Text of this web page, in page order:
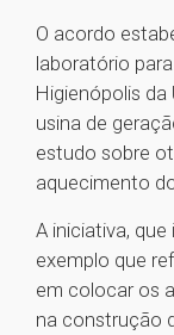
O acordo
laboratório
Higienópolis
usina de
estudo sobre
aquecimento
A iniciativa,
exemplo que
em colocar os
na construção